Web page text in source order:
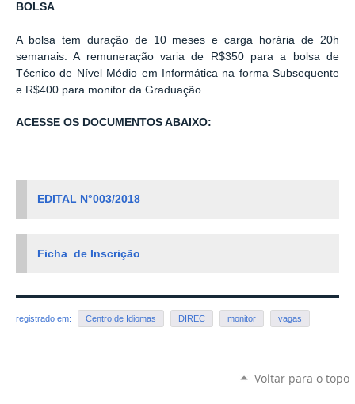
BOLSA
A bolsa tem duração de 10 meses e carga horária de 20h
semanais. A remuneração varia de R$350 para a bolsa de
Técnico de Nível Médio em Informática na forma Subsequente
e R$400 para monitor da Graduação.
ACESSE OS DOCUMENTOS ABAIXO:
EDITAL N°003/2018
Ficha de Inscrição
registrado em: Centro de Idiomas DIREC monitor vagas
Voltar para o topo